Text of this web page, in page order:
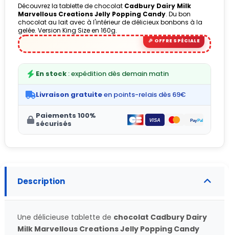
(1 avis)
Découvrez la tablette de chocolat Cadbury Dairy Milk
Marvellous Creations Jelly Popping Candy. Du bon
chocolat au lait avec à l'intérieur de délicieux bonbons à la
gelée. Version King Size en 160g.
En stock : expédition dès demain matin
Livraison gratuiteen points-relais dès 69€
Paiements 100%
sécurisés
Description
Une délicieuse tablette de chocolat Cadbury Dairy
Milk Marvellous Creations Jelly Popping Candy